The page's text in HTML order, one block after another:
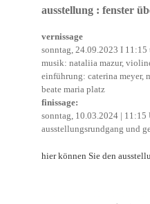
ausstellung : fenster
vernissage
sonntag, 24.09.2023 I 11:15
musik: nataliia mazur,
einführung: caterina meyer,
beate maria platz
finissage:
sonntag, 10.03.2024 | 11:15
ausstellungsrundgang und
hier können Sie den